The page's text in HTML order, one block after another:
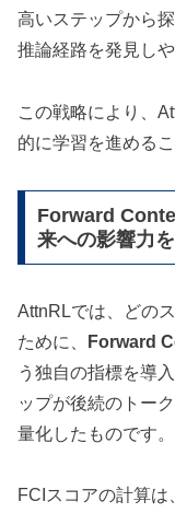
高いステップから
推論経路を発見し
この戦略により、
的に学習を進める
Forward
来への影響力
AttnRLでは、どの
ために、
Forward
う独自の指標を導
ップが後続のトー
量化したものです。
FCIスコアの計算は